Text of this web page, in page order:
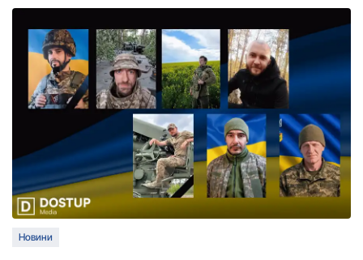
Новини